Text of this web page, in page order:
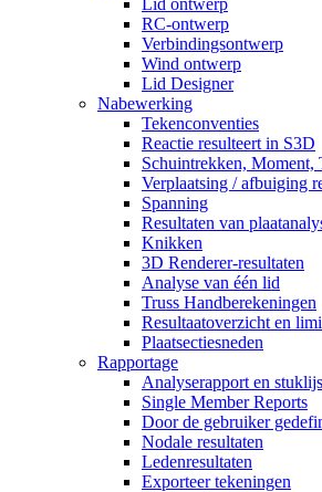
Lid ontwerp
RC-ontwerp
Verbindingsontwerp
Wind ontwerp
Lid Designer
Nabewerking
Tekenconventies
Reactie resulteert in S3D
Schuintrekken, Moment,
Verplaatsing / afbuiging
Spanning
Resultaten van
Knikken
3D Renderer-resultaten
Analyse van één lid
Truss Handberekeningen
Resultaatoverzicht en
Plaatsectiesneden
Rapportage
Analyserapport en
Single Member Reports
Door de gebruiker
Nodale resultaten
Ledenresultaten
Exporteer tekeningen